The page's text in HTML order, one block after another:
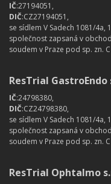
IČ:27194051,
DIČ:CZ27194051,
se sídlem V Sadech 1081/4a,
společnost zapsaná v
soudem v Praze pod sp. zn.
ResTrial GastroEndo
IČ:24798380,
DIČ:CZ24798380,
se sídlem V Sadech 1081/4a,
společnost zapsaná v
soudem v Praze pod sp. zn.
ResTrial Ophtalmo